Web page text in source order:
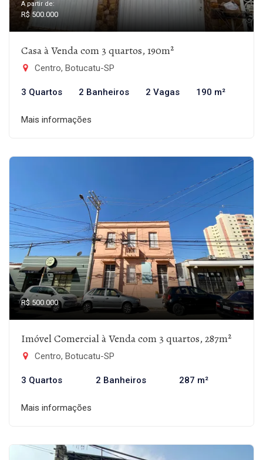
A partir de:
R$ 500.000
Casa à Venda com 3 quartos, 190m²
Centro, Botucatu-SP
3 Quartos 2 Banheiros 2 Vagas 190 m²
Mais informações
R$ 500.000
Imóvel Comercial à Venda com 3 quartos, 287m²
Centro, Botucatu-SP
3 Quartos 2 Banheiros 287 m²
Mais informações